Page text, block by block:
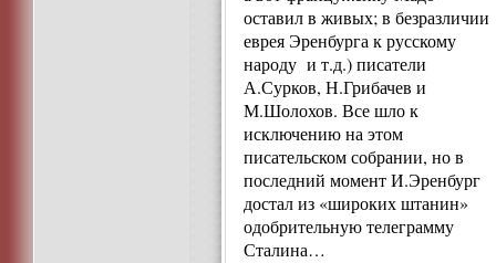
оставил в живых; в безразличии
еврея Эренбурга к русскому
народу и т.д.) писатели
А.Сурков, Н.Грибачев и
М.Шолохов. Все шло к
исключению на этом
писательском собрании, но в
последний момент И.Эренбург
достал из «широких штанин»
одобрительную телеграмму
Сталина…